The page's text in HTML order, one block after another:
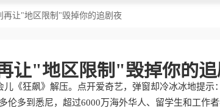
再让"地区限制"毁掉你的追剧夜
让"地区限制"毁掉你的
《狂飙》解压。点开爱奇艺，弹窗却冷冰冰地提示
多到悉尼，超过6000万海外华人、留学生和工作